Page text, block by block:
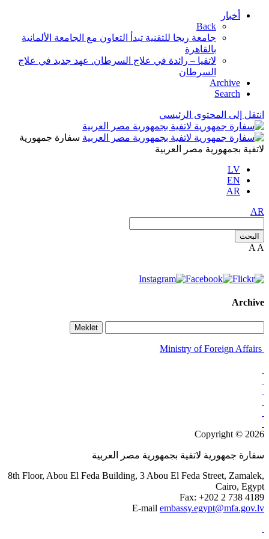
أخبار
Back
جامعة ريجا للتقنية تبدأ التعاون مع الجامعة الألمانية
بالقاهرة
لاتفيا – رائدة في علاج السرطان. عهد جديد في علاج
السرطان
Archive
Search
انتقل إلى المحتوى الرئيسي
سفارة جمهورية
لاتفية بجمهورية مصر العربية
LV
EN
AR
AR
البحث
A A
Archive
Meklēt
Ministry of Foreign Affairs
Copyright © 2026
سفارة جمهورية لاتفية بجمهورية مصر العربية
8th Floor, Abou El Feda Building, 3 Abou El Feda Street, Zamalek,
Cairo, Egypt
Fax: +202 2 738 4189
E-mail embassy.egypt@mfa.gov.lv